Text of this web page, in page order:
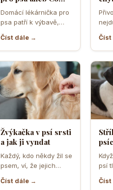
musíte mít po ruce
pro případ nouze
Domácí lékárnička pro
psa patří k výbavě,
rozhodující chvíli
ušetřit čas,…
Číst dále → Číst
Žvýkačka v psí srsti
a jak ji vyndat
Každý, kdo někdy žil se
psem, ví, že jejich
zvědavost a touha
zkoumat svět…
Číst dále →
psí
jak
Číst